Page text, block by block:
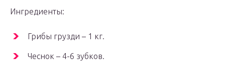
Ингредиенты:
Грибы грузди – 1 кг.
Чеснок – 4-6 зубков.